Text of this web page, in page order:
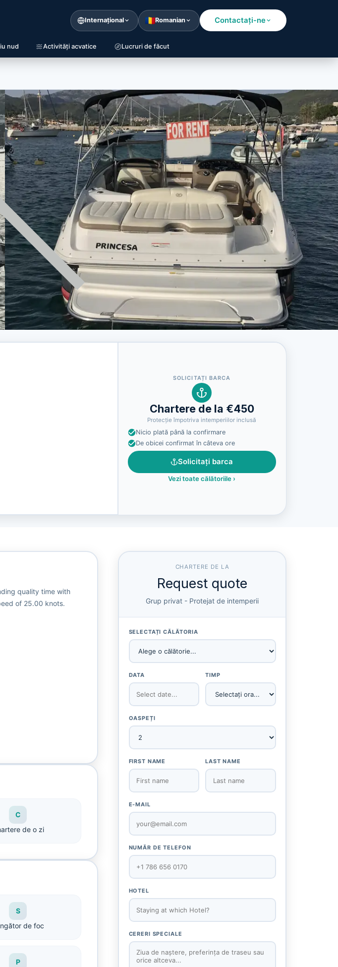
Internațional Romanian Contactaţi-ne
nud Activități acvatice Lucruri de făcut
SOLICITAȚI BARCA
Chartere de la €450
Protecție împotriva intemperiilor inclusă
Nicio plată până la confirmare
De obicei confirmat în câteva ore
Solicitați barca
Vezi toate călătoriile ›
quality time with
of 25.00 knots.
C
de o zi
S
de foc
P
CHARTERE DE LA
Request quote
Grup privat - Protejat de intemperii
SELECTAȚI CĂLĂTORIA
DATA TIMP
OASPEȚI
FIRST NAME LAST NAME
E-MAIL
NUMĂR DE TELEFON
HOTEL
CERERI SPECIALE